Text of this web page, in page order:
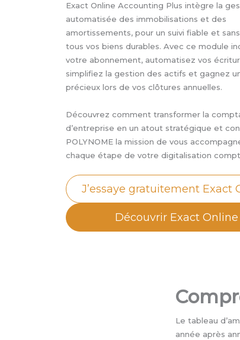
Exact Online Accounting Plus intègre la
automatisée des immobilisations et des
amortissements, pour un suivi fiable et
tous vos biens durables. Avec ce module
votre abonnement, automatisez vos
simplifiez la gestion des actifs et gagnez
précieux lors de vos clôtures annuelles.
Découvrez comment transformer la
d’entreprise en un atout stratégique et
POLYNOME la mission de vous
chaque étape de votre digitalisation
J’essaye gratuitement Exact
Découvrir Exact Online
Le tableau
année après